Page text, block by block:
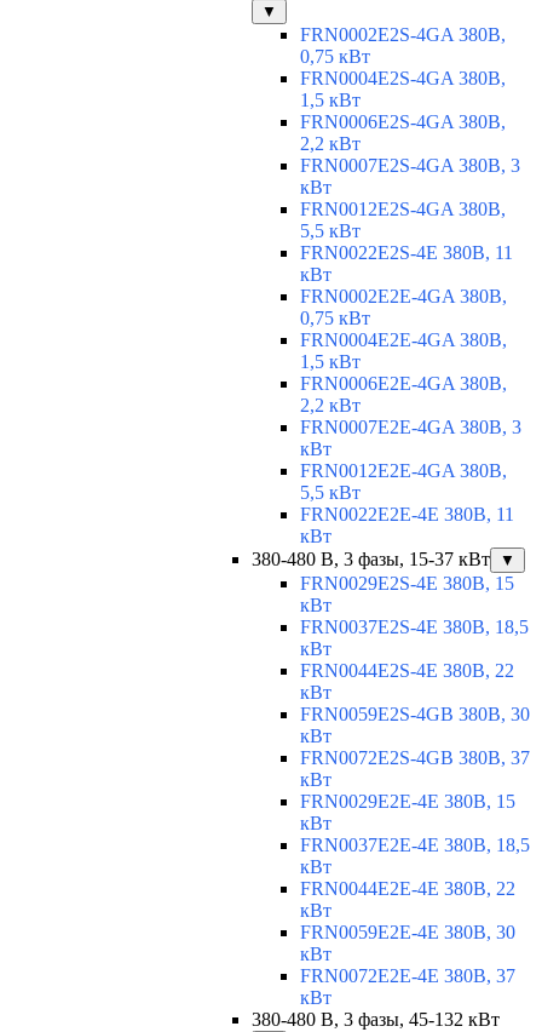
▼
FRN0002E2S-4GA 380В,
0,75 кВт
FRN0004E2S-4GA 380В,
1,5 кВт
FRN0006E2S-4GA 380В,
2,2 кВт
FRN0007E2S-4GA 380В, 3
кВт
FRN0012E2S-4GA 380В,
5,5 кВт
FRN0022E2S-4E 380В, 11
кВт
FRN0002E2E-4GA 380В,
0,75 кВт
FRN0004E2E-4GA 380В,
1,5 кВт
FRN0006E2E-4GA 380В,
2,2 кВт
FRN0007E2E-4GA 380В, 3
кВт
FRN0012E2E-4GA 380В,
5,5 кВт
FRN0022E2E-4E 380В, 11
кВт
380-480 В, 3 фазы, 15-37 кВт
▼
FRN0029E2S-4E 380В, 15
кВт
FRN0037E2S-4E 380В, 18,5
кВт
FRN0044E2S-4E 380В, 22
кВт
FRN0059E2S-4GB 380В, 30
кВт
FRN0072E2S-4GB 380В, 37
кВт
FRN0029E2E-4E 380В, 15
кВт
FRN0037E2E-4E 380В, 18,5
кВт
FRN0044E2E-4E 380В, 22
кВт
FRN0059E2E-4E 380В, 30
кВт
FRN0072E2E-4E 380В, 37
кВт
380-480 В, 3 фазы, 45-132 кВт